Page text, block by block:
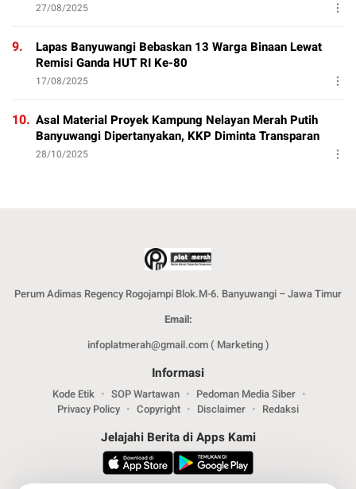
27/08/2025
9.
Lapas Banyuwangi Bebaskan 13 Warga Binaan Lewat
Remisi Ganda HUT RI Ke-80
17/08/2025
10. Asal Material Proyek Kampung Nelayan Merah Putih
Banyuwangi Dipertanyakan, KKP Diminta Transparan
28/10/2025
Perum Adimas Regency Rogojampi Blok.M-6. Banyuwangi – Jawa Timur
Email:
infoplatmerah@gmail.com ( Marketing )
Informasi
Kode Etik SOP Wartawan
Pedoman Media Siber
Privacy Policy
Copyright Disclaimer Redaksi
Jelajahi Berita di Apps Kami